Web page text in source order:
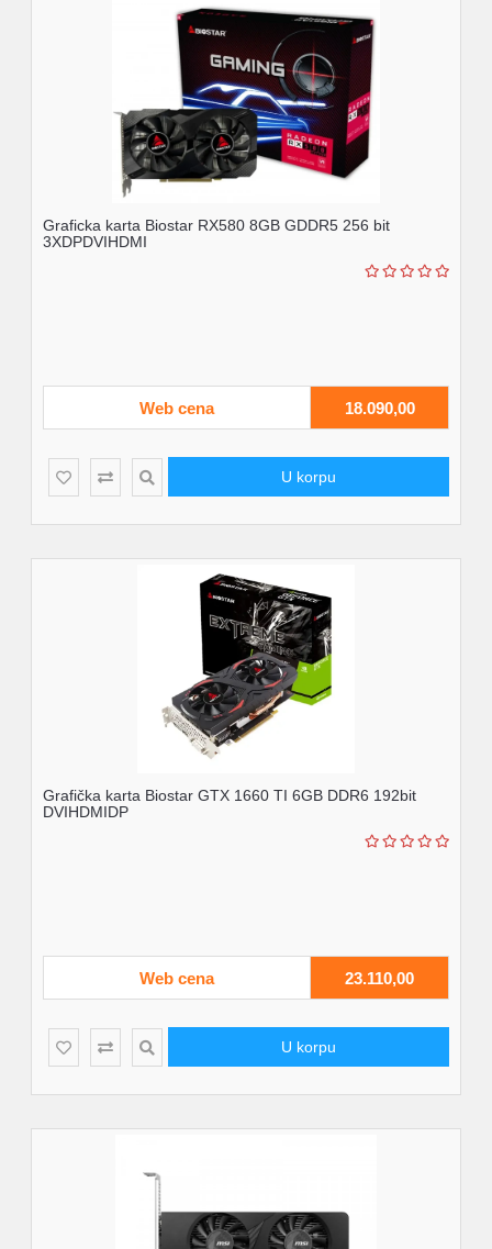
Graficka karta Biostar RX580 8GB GDDR5 256 bit
3XDPDVIHDMI
Web cena 18.090,00
U korpu
Grafička karta Biostar GTX 1660 TI 6GB DDR6 192bit
DVIHDMIDP
Web cena 23.110,00
U korpu